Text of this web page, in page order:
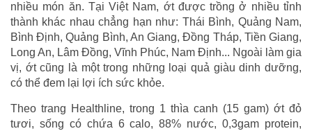
nhiều món ăn. Tại Việt Nam, ớt được trồng ở nhiều tỉnh
thành khác nhau chẳng hạn như: Thái Bình, Quảng Nam,
Bình Định, Quảng Bình, An Giang, Đồng Tháp, Tiền Giang,
Long An, Lâm Đồng, Vĩnh Phúc, Nam Định... Ngoài làm gia
vị, ớt cũng là một trong những loại quả giàu dinh dưỡng,
có thể đem lại lợi ích sức khỏe.
Theo trang Healthline, trong 1 thìa canh (15 gam) ớt đỏ
tươi, sống có chứa 6 calo, 88% nước, 0,3gam protein,